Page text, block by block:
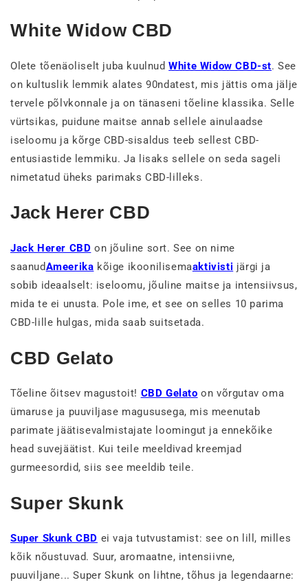
White Widow CBD
Olete tõenäoliselt juba kuulnudWhite Widow CBD-st. See
on kultuslik lemmik alates 90ndatest, mis jättis oma jälje
tervele põlvkonnale ja on tänaseni tõeline klassika. Selle
vürtsikas, puidune maitse annab sellele ainulaadse
iseloomu ja kõrge CBD-sisaldus teeb sellest CBD-
entusiastide lemmiku. Ja lisaks sellele on seda sageli
nimetatud üheks parimaks CBD-lilleks.
Jack Herer CBD
Jack Herer CBD on jõuline sort. See on nime
saanudAmeerika kõige ikoonilisemaaktivisti järgi ja
sobib ideaalselt: iseloomu, jõuline maitse ja intensiivsus,
mida te ei unusta. Pole ime, et see on selles 10 parima
CBD-lille hulgas, mida saab suitsetada.
CBD Gelato
Tõeline õitsev magustoit! CBD Gelato on võrgutav oma
ümaruse ja puuviljase magususega, mis meenutab
parimate jäätisevalmistajate loomingut ja ennekõike
head suvejäätist. Kui teile meeldivad kreemjad
gurmeesordid, siis see meeldib teile.
Super Skunk
Super Skunk CBD ei vaja tutvustamist: see on lill, milles
kõik nõustuvad. Suur, aromaatne, intensiivne,
puuviljane... Super Skunk on lihtne, tõhus ja legendaarne: